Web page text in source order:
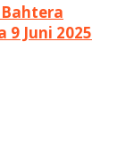
9 Juni 2025